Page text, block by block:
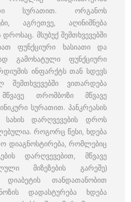
სურათით. ორგანოს
აგრეთვე, აღინიშნება
მსუბუქ შემთხვევებში
ფუნქციური ხასიათი და
გამოხატული ფუნქციური
ინფარქტს თან სდევს
შემთხვევებში ვითარდება
თრომბოზი მწვავე
სურათით. პანკრეასის
სახის დარღვევების დროს
როგორც წესი, ხდება
დიაგნოსტირება, რომლებიც
დარღვევებით, მწვავე
მიზეზების გარეშე)
თანდათანობით
დადასტურება ხდება